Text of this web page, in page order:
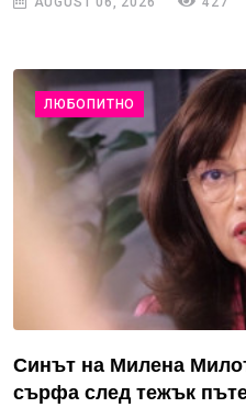
ЛЮБОПИТНО
Синът на Милена
сърфа след тежък